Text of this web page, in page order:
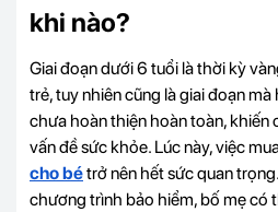
khi nào?
Giai đoạn dưới 6 tuổi là thời kỳ
trẻ, tuy nhiên cũng là giai đoạn
chưa hoàn thiện hoàn toàn, khiến
vấn đề sức khỏe. Lúc này, việc
cho bétrở nên hết sức quan
chương trình bảo hiểm, bố mẹ có